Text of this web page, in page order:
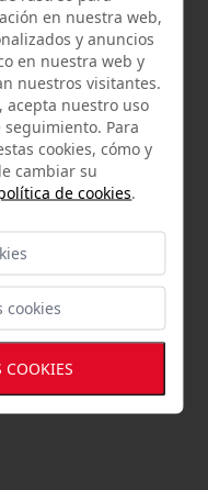
y provincia.
en nuestra web,
y anuncios
en nuestra web y
nuestros visitantes.
acepta nuestro uso
Para
cookies, cómo y
cambiar su
de cookies.
cookies
COOKIES